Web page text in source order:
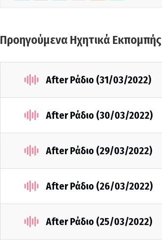
Προηγούμενα Ηχητικά Εκπομπής
After Ράδιο (31/03/2022)
After Ράδιο (30/03/2022)
After Ράδιο (29/03/2022)
After Ράδιο (26/03/2022)
After Ράδιο (25/03/2022)